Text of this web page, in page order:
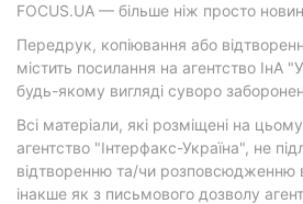
FOCUS.UA — більше ніж просто
Передрук, копіювання або
містить посилання на агентство ІнА
будь-якому вигляді суворо
Всі матеріали, які розміщені на
агентство "Інтерфакс-Україна", не
відтворенню та/чи розповсюдженню
інакше як з письмового дозволу